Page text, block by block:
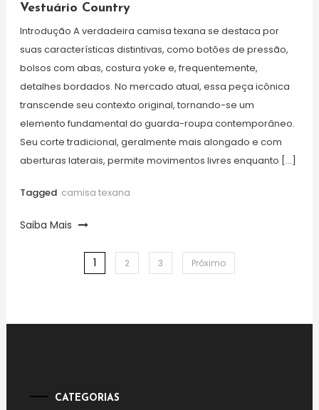
Vestuário Country
Introdução A verdadeira camisa texana se destaca por
suas características distintivas, como botões de pressão,
bolsos com abas, costura yoke e, frequentemente,
detalhes bordados. No mercado atual, essa peça icônica
transcende seu contexto original, tornando-se um
elemento fundamental do guarda-roupa contemporâneo.
Seu corte tradicional, geralmente mais alongado e com
aberturas laterais, permite movimentos livres enquanto […]
Tagged camisa texana​
Saiba Mais
Paginação
posts
1 2 3 Próximo
CATEGORIAS